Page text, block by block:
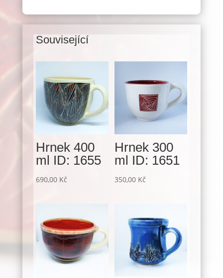
Související
Hrnek 400
ml ID: 1655
690,00 Kč
Hrnek 300
ml ID: 1651
350,00 Kč